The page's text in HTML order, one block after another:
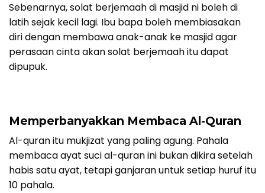
Sebenarnya, solat berjemaah di masjid ni boleh di
latih sejak kecil lagi. Ibu bapa boleh membiasakan
diri dengan membawa anak-anak ke masjid agar
perasaan cinta akan solat berjemaah itu dapat
dipupuk.
Memperbanyakkan Membaca Al-Quran
Al-quran itu mukjizat yang paling agung. Pahala
membaca ayat suci al-quran ini bukan dikira setelah
habis satu ayat, tetapi ganjaran untuk setiap huruf itu
10 pahala.